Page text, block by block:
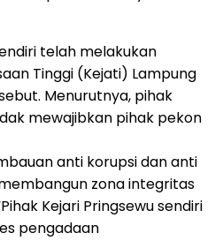
telah melakukan
Tinggi (Kejati) Lampung
Menurutnya, pihak
mewajibkan pihak pekon
anti korupsi dan anti
zona integritas
Kejari Pringsewu sendiri
pengadaan